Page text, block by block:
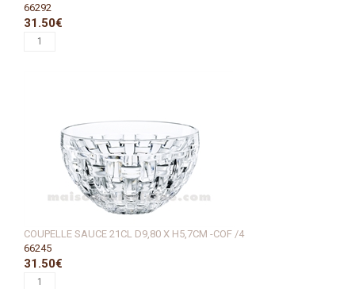
66292
31.50€
COUPELLE SAUCE 21CL D9,80 X H5,7CM -COF /4
66245
31.50€